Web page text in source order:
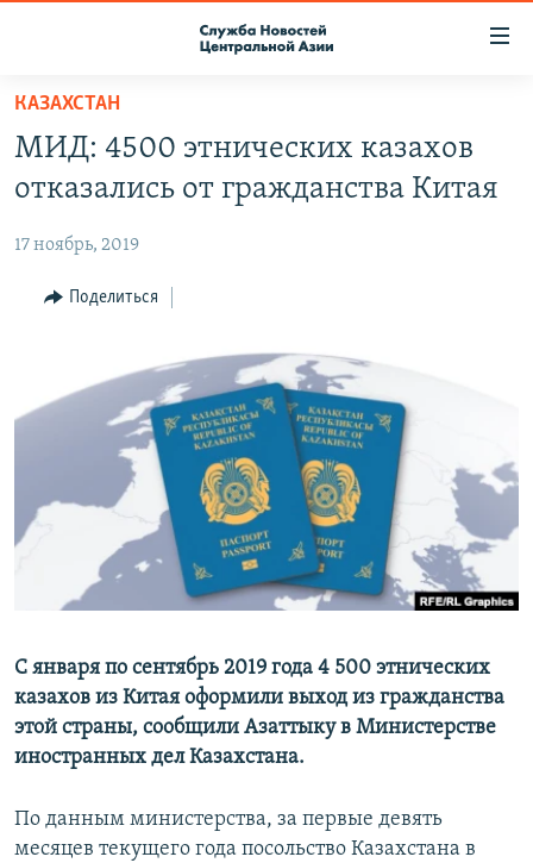
Вернуться
основному
содержанию
навигации
поиску
ПОДПИСКА
RFE/RL ДИРЕКТ
НАСТОЯЩЕЕ ВРЕМЯ
КАЗАХСТАН
МИД: 4500 этнических казахов
отказались от гражданства Китая
17 ноябрь, 2019
Поделиться
С января по сентябрь 2019 года 4 500 этнических
казахов из Китая оформили выход из гражданства
этой страны, сообщили Азаттыку в Министерстве
иностранных дел Казахстана.
По данным министерства, за первые девять
месяцев текущего года посольство Казахстана в